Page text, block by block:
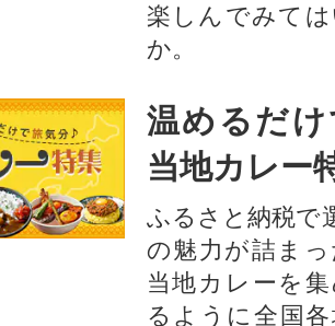
楽しんでみて
か。
温めるだ
当地カレー
ふるさと納税で
の魅力が詰ま
当地カレーを
るように全国